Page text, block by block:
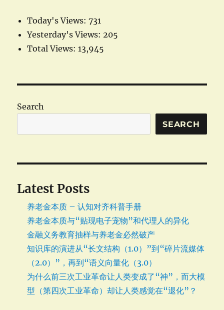
Today's Views:731
Yesterday's Views:205
Total Views:13,945
Search
SEARCH
Latest Posts
养老金本质 – 认知对齐科普手册
养老金本质与“贴现电子宠物”和代理人的异化
金融义务教育抽样与养老金必然破产
知识库的演进从“长文结构（1.0）”到“碎片流媒体
（2.0）”，再到“语义向量化（3.0）
为什么前三次工业革命让人类变成了“神”，而大模
型（第四次工业革命）却让人类感觉在“退化”？